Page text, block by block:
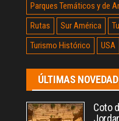
Parques Temáticos y de
Rutas
Sur América
Turismo Histórico
USA
ÚLTIMAS
Coto